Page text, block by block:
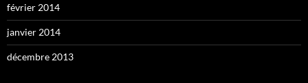
février 2014
janvier 2014
décembre 2013